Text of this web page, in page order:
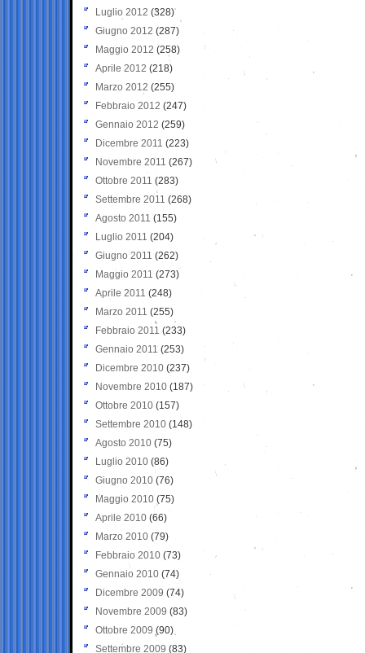
Luglio 2012 (328)
Giugno 2012 (287)
Maggio 2012 (258)
Aprile 2012 (218)
Marzo 2012 (255)
Febbraio 2012 (247)
Gennaio 2012 (259)
Dicembre 2011 (223)
Novembre 2011 (267)
Ottobre 2011 (283)
Settembre 2011 (268)
Agosto 2011 (155)
Luglio 2011 (204)
Giugno 2011 (262)
Maggio 2011 (273)
Aprile 2011 (248)
Marzo 2011 (255)
Febbraio 2011 (233)
Gennaio 2011 (253)
Dicembre 2010 (237)
Novembre 2010 (187)
Ottobre 2010 (157)
Settembre 2010 (148)
Agosto 2010 (75)
Luglio 2010 (86)
Giugno 2010 (76)
Maggio 2010 (75)
Aprile 2010 (66)
Marzo 2010 (79)
Febbraio 2010 (73)
Gennaio 2010 (74)
Dicembre 2009 (74)
Novembre 2009 (83)
Ottobre 2009 (90)
Settembre 2009 (83)